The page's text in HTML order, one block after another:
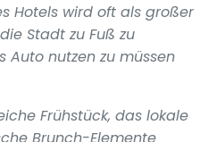
Hotels wird oft als großer
Stadt zu Fuß zu
Auto nutzen zu müssen
Frühstück, das lokale
Brunch-Elemente